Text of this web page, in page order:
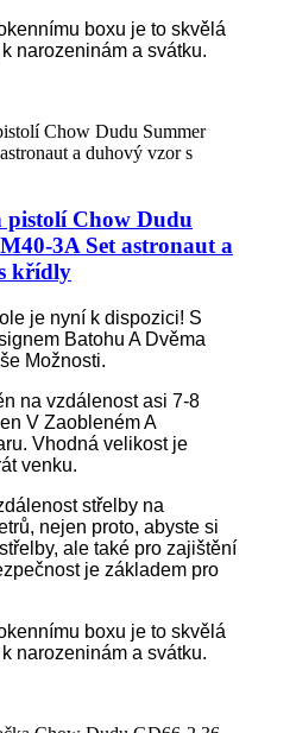
boxu je to skvělá
narozeninám a svátku.
pistolí Chow Dudu
3A Set astronaut a
křídly
je nyní k dispozici! S
Batohu A Dvěma
Možnosti.
na vzdálenost asi 7-8
V Zaobleném A
Vhodná velikost je
venku.
střelby na
nejen proto, abyste si
ale také pro zajištění
je základem pro
boxu je to skvělá
narozeninám a svátku.